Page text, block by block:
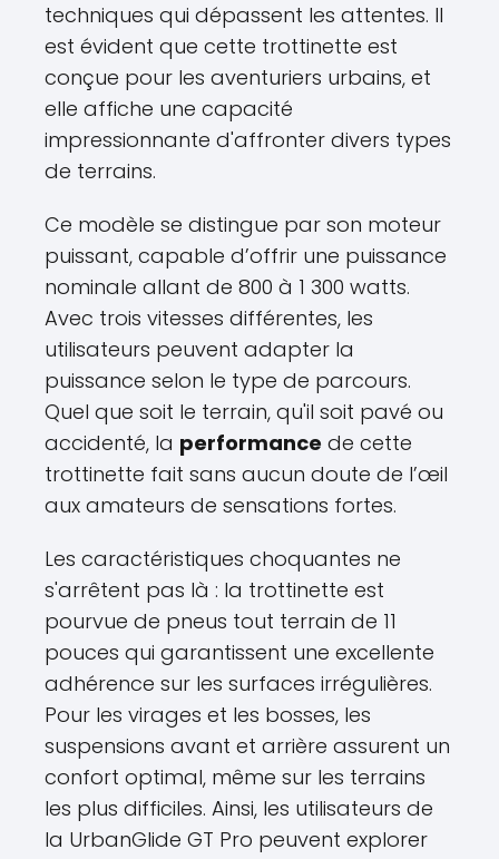
techniques qui dépassent les attentes. Il
est évident que cette trottinette est
conçue pour les aventuriers urbains, et
elle affiche une capacité
impressionnante d'affronter divers types
de terrains.
Ce modèle se distingue par son moteur
puissant, capable d’offrir une puissance
nominale allant de 800 à 1 300 watts.
Avec trois vitesses différentes, les
utilisateurs peuvent adapter la
puissance selon le type de parcours.
Quel que soit le terrain, qu'il soit pavé ou
accidenté, la performance de cette
trottinette fait sans aucun doute de l’œil
aux amateurs de sensations fortes.
Les caractéristiques choquantes ne
s'arrêtent pas là : la trottinette est
pourvue de pneus tout terrain de 11
pouces qui garantissent une excellente
adhérence sur les surfaces irrégulières.
Pour les virages et les bosses, les
suspensions avant et arrière assurent un
confort optimal, même sur les terrains
les plus difficiles. Ainsi, les utilisateurs de
la UrbanGlide GT Pro peuvent explorer